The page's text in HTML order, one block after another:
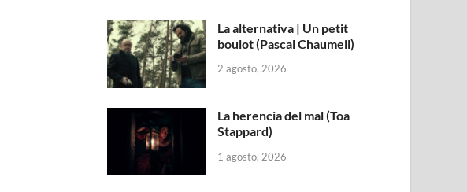
La alternativa | Un petit
boulot (Pascal Chaumeil)
2 agosto, 2026
La herencia del mal (Toa
Stappard)
1 agosto, 2026